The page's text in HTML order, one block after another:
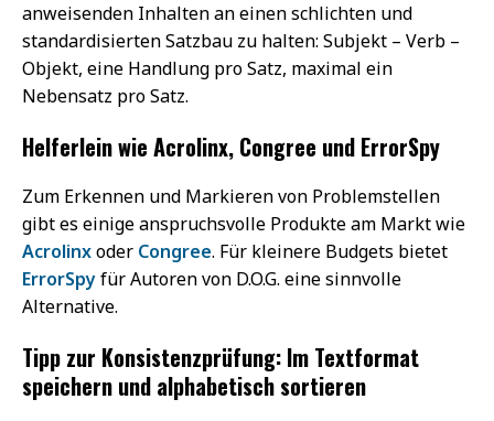
anweisenden Inhalten an einen schlichten und
standardisierten Satzbau zu halten: Subjekt – Verb –
Objekt, eine Handlung pro Satz, maximal ein
Nebensatz pro Satz.
Helferlein wie Acrolinx, Congree und ErrorSpy
Zum Erkennen und Markieren von Problemstellen
gibt es einige anspruchsvolle Produkte am Markt wie
Acrolinxoder Congree. Für kleinere Budgets bietet
ErrorSpyfür Autoren von D.O.G. eine sinnvolle
Alternative.
Tipp zur Konsistenzprüfung: Im Textformat
speichern und alphabetisch sortieren